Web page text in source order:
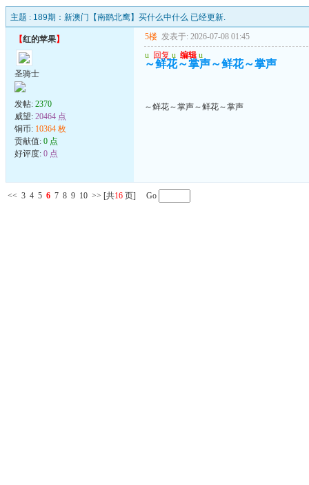
主题 : 189期：新澳门【南鹞北鹰】买什么中什么 已经更新.
【红的苹果】
圣骑士
发帖: 2370
威望: 20464 点
铜币: 10364 枚
贡献值: 0 点
好评度: 0 点
5楼 发表于: 2026-07-08 01:45
u 回复 u 编辑 u
～鲜花～掌声～鲜花～掌声
～鲜花～掌声～鲜花～掌声
<< 3 4 5 6 7 8 9 10 >> [共16 页] Go